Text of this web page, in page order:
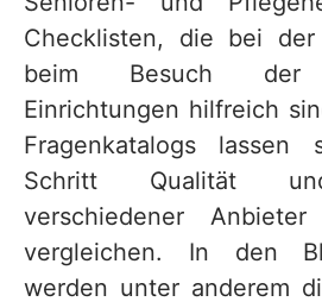
Checklisten, die bei der
beim Besuch der
Einrichtungen hilfreich
Fragenkatalogs
Schritt Qualität
verschiedener
vergleichen. In den
werden unter anderem